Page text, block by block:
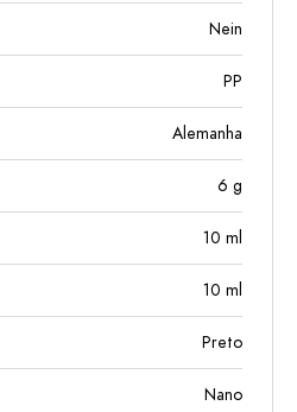
Nein
PP
Alemanha
6 g
10 ml
10 ml
Preto
Nano